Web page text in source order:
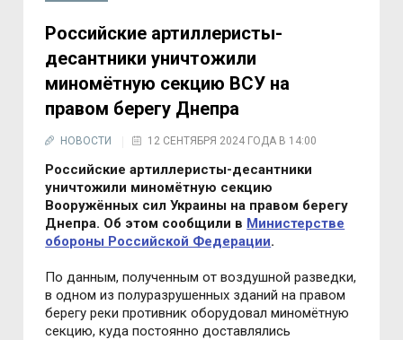
Российские артиллеристы-
десантники уничтожили
миномётную секцию ВСУ на
правом берегу Днепра
НОВОСТИ 12 СЕНТЯБРЯ 2024 ГОДА В 14:00
Российские артиллеристы-десантники
уничтожили миномётную секцию
Вооружённых сил Украины на правом берегу
Днепра. Об этом сообщили в Министерстве
обороны Российской Федерации.
По данным, полученным от воздушной разведки,
в одном из полуразрушенных зданий на правом
берегу реки противник оборудовал миномётную
секцию, куда постоянно доставлялись